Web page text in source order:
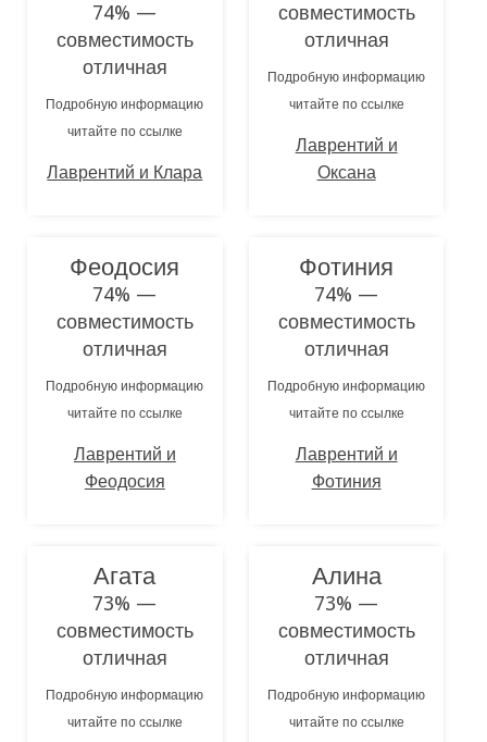
74% —
совместимость
отличная
Подробную информацию
читайте по ссылке
Лаврентий и Клара
совместимость
отличная
Подробную информацию
читайте по ссылке
Лаврентий и
Оксана
Феодосия
74% —
совместимость
отличная
Подробную информацию
читайте по ссылке
Лаврентий и
Феодосия
Фотиния
74% —
совместимость
отличная
Подробную информацию
читайте по ссылке
Лаврентий и
Фотиния
Агата
73% —
совместимость
отличная
Подробную информацию
читайте по ссылке
Алина
73% —
совместимость
отличная
Подробную информацию
читайте по ссылке